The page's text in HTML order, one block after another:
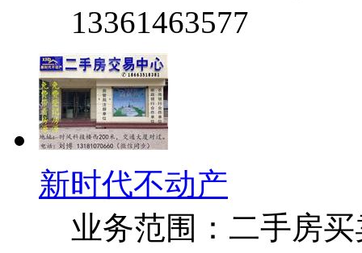
13361463577
新时代不动产
业务范围：二手房